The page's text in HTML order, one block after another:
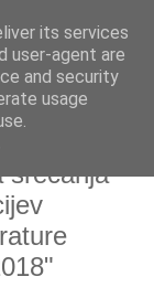
srečanja
its services
user-agent are
and security
usage